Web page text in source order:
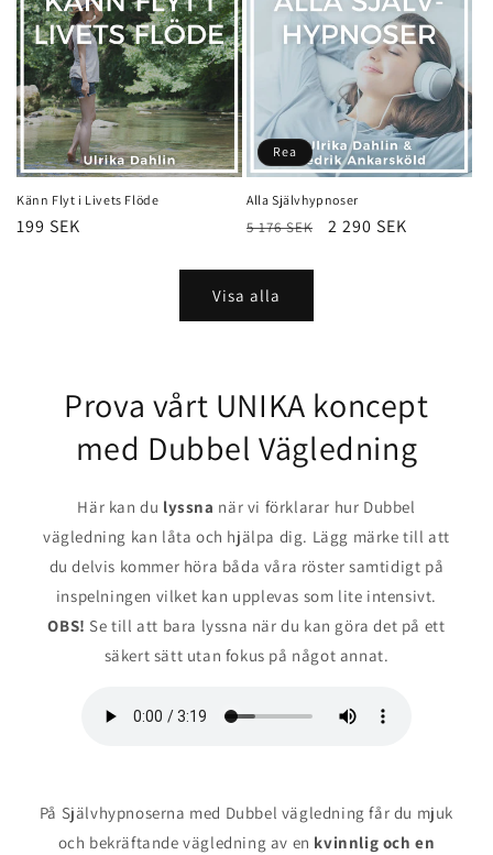
Känn Flyt i Livets Flöde
Ordinarie
199 SEK
Rea
Alla Självhypnoser
Ordinarie
5 176 SEK Försäljningspris
2 290 SEK
Visa alla
Prova vårt UNIKA koncept
med Dubbel Vägledning
Här kan du lyssna när vi förklarar hur Dubbel
vägledning kan låta och hjälpa dig. Lägg märke till att
du delvis kommer höra båda våra röster samtidigt på
inspelningen vilket kan upplevas som lite intensivt.
OBS! Se till att bara lyssna när du kan göra det på ett
säkert sätt utan fokus på något annat.
På Självhypnoserna med Dubbel vägledning får du mjuk
och bekräftande vägledning av en kvinnlig och en